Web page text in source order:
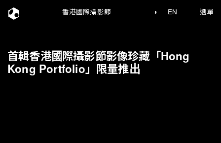
香港國際攝影節 ◑ EN 選單
首輯香港國際攝影節影像珍藏「Hong
Kong Portfolio」限量推出